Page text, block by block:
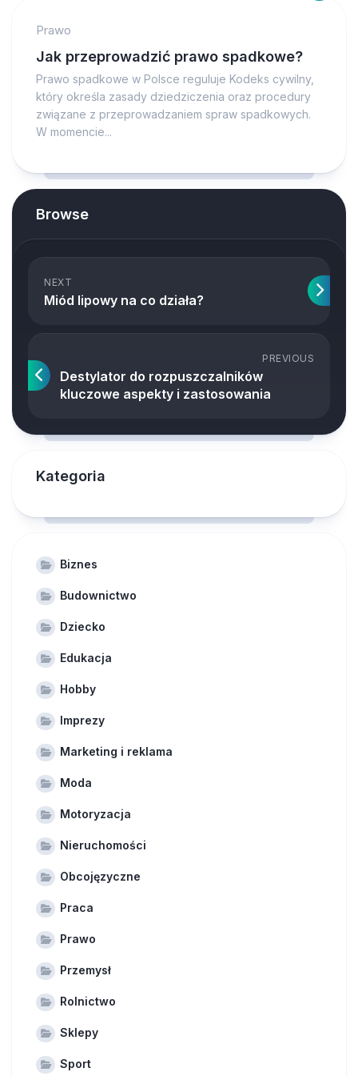
Prawo
Jak przeprowadzić prawo spadkowe?
Prawo spadkowe w Polsce reguluje Kodeks cywilny,
który określa zasady dziedziczenia oraz procedury
związane z przeprowadzaniem spraw spadkowych.
W momencie...
Browse
NEXT
Miód lipowy na co działa?
PREVIOUS
Destylator do rozpuszczalników
kluczowe aspekty i zastosowania
Kategoria
Biznes
Budownictwo
Dziecko
Edukacja
Hobby
Imprezy
Marketing i reklama
Moda
Motoryzacja
Nieruchomości
Obcojęzyczne
Praca
Prawo
Przemysł
Rolnictwo
Sklepy
Sport